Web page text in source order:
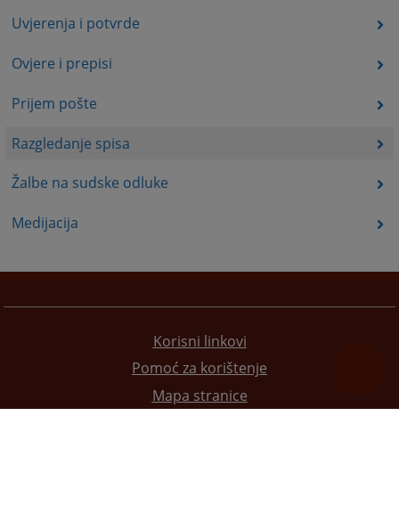
Uvjerenja i potvrde
Ovjere i prepisi
Prijem pošte
Razgledanje spisa
Žalbe na sudske odluke
Medijacija
Korisni linkovi
Pomoć za korištenje
Mapa stranice